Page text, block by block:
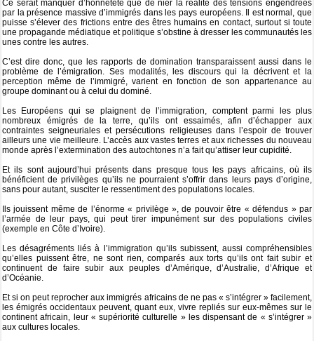
Ce serait manquer d’honnêteté que de nier la réalité des tensions engendrées
par la présence massive d’immigrés dans les pays européens. Il est normal, que
puisse s’élever des frictions entre des êtres humains en contact, surtout si toute
une propagande médiatique et politique s’obstine à dresser les communautés les
unes contre les autres.
C’est dire donc, que les rapports de domination transparaissent aussi dans le
problème de l’émigration. Ses modalités, les discours qui la décrivent et la
perception même de l’immigré, varient en fonction de son appartenance au
groupe dominant ou à celui du dominé.
Les Européens qui se plaignent de l’immigration, comptent parmi les plus
nombreux émigrés de la terre, qu’ils ont essaimés, afin d’échapper aux
contraintes seigneuriales et persécutions religieuses dans l’espoir de trouver
ailleurs une vie meilleure. L’accès aux vastes terres et aux richesses du nouveau
monde après l’extermination des autochtones n’a fait qu’attiser leur cupidité.
Et ils sont aujourd’hui présents dans presque tous les pays africains, où ils
bénéficient de privilèges qu’ils ne pourraient s’offrir dans leurs pays d’origine,
sans pour autant, susciter le ressentiment des populations locales.
Ils jouissent même de l’énorme « privilège », de pouvoir être « défendus » par
l’armée de leur pays, qui peut tirer impunément sur des populations civiles
(exemple en Côte d’Ivoire).
Les désagréments liés à l’immigration qu’ils subissent, aussi compréhensibles
qu’elles puissent être, ne sont rien, comparés aux torts qu’ils ont fait subir et
continuent de faire subir aux peuples d’Amérique, d’Australie, d’Afrique et
d’Océanie.
Et si on peut reprocher aux immigrés africains de ne pas « s’intégrer » facilement,
les émigrés occidentaux peuvent, quant eux, vivre repliés sur eux-mêmes sur le
continent africain, leur « supériorité culturelle » les dispensant de « s’intégrer »
aux cultures locales.